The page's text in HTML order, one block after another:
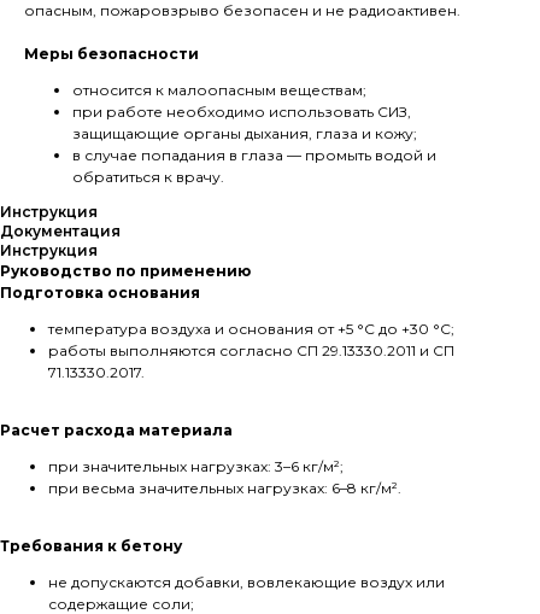
опасным, пожаровзрыво безопасен и не радиоактивен.
Меры безопасности
относится к малоопасным веществам;
при работе необходимо использовать СИЗ,
защищающие органы дыхания, глаза и кожу;
в случае попадания в глаза — промыть водой и
обратиться к врачу.
Инструкция
Документация
Инструкция
Руководство по применению
Подготовка основания
температура воздуха и основания от +5 °С до +30 °С;
работы выполняются согласно СП 29.13330.2011 и СП
71.13330.2017.
Расчет расхода материала
при значительных нагрузках: 3–6 кг/м²;
при весьма значительных нагрузках: 6–8 кг/м².
Требования к бетону
не допускаются добавки, вовлекающие воздух или
содержащие соли;